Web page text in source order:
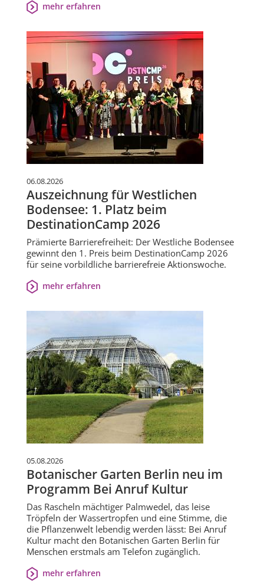
mehr erfahren
06.08.2026
Auszeichnung für Westlichen
Bodensee: 1. Platz beim
DestinationCamp 2026
Prämierte Barrierefreiheit: Der Westliche Bodensee
gewinnt den 1. Preis beim DestinationCamp 2026
für seine vorbildliche barrierefreie Aktionswoche.
mehr erfahren
05.08.2026
Botanischer Garten Berlin neu im
Programm Bei Anruf Kultur
Das Rascheln mächtiger Palmwedel, das leise
Tröpfeln der Wassertropfen und eine Stimme, die
die Pflanzenwelt lebendig werden lässt: Bei Anruf
Kultur macht den Botanischen Garten Berlin für
Menschen erstmals am Telefon zugänglich.
mehr erfahren